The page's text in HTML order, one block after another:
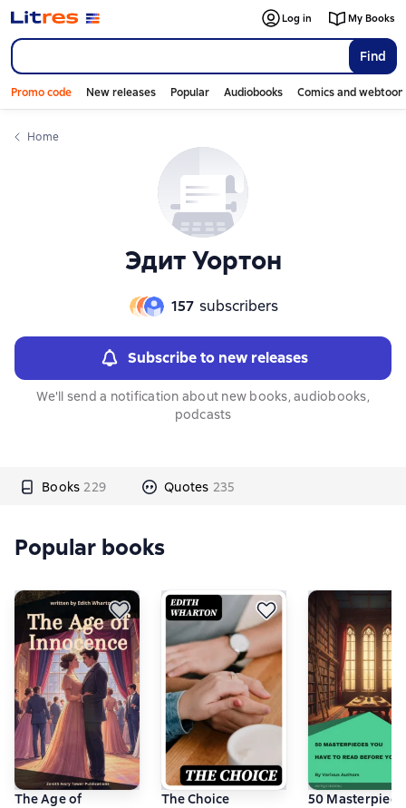
Find
Log in My Books
Promo code New releases Popular Audiobooks Comics and
Home
Эдит Уортон
157 subscribers
Subscribe to new releases
We'll send a notification about new books, audiobooks,
podcasts
Books 229 Quotes 235
Слайдер с книгами
Popular books
The Age of
The Choice
50
Слайдер с книгами